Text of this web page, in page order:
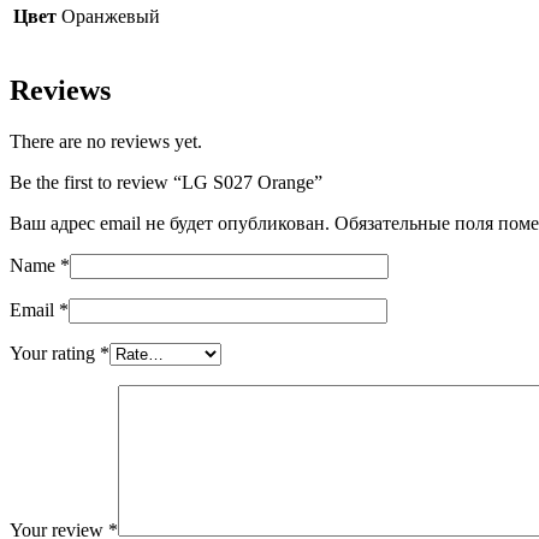
Цвет Оранжевый
Reviews
There are no reviews yet.
Be the first to review “LG S027 Orange”
Ваш адрес email не будет опубликован. Обязательные поля
Name *
Email *
Your rating *
Your review *